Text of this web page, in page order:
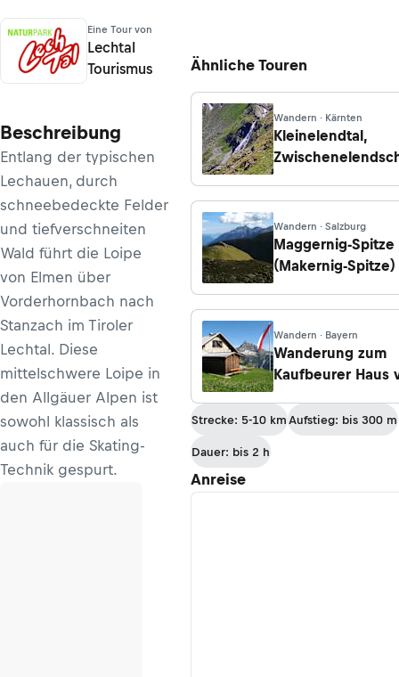
Eine Tour von
Lechtal
Tourismus
Beschreibung
Entlang der typischen
Lechauen, durch
schneebedeckte Felder
und tiefverschneiten
Wald führt die Loipe
von Elmen über
Vorderhornbach nach
Stanzach im Tiroler
Lechtal. Diese
mittelschwere Loipe in
den Allgäuer Alpen ist
sowohl klassisch als
auch für die Skating-
Technik gespurt.
Ähnliche Touren
Wandern · Kärnten
Kleinelendtal,
Wasserfall
Wandern · Salzburg
Maggernig-Spitze
(Makernig-
Rollbahn/
Wandern · Bayern
Wanderung zum
Kaufbeurer Haus
Strecke: 5-10 km Aufstieg: bis 300 m
Dauer: bis 2 h
Anreise